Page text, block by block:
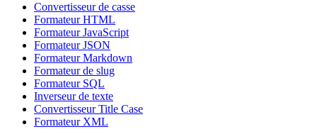
Convertisseur de casse
Formateur HTML
Formateur JavaScript
Formateur JSON
Formateur Markdown
Formateur de slug
Formateur SQL
Inverseur de texte
Convertisseur Title Case
Formateur XML